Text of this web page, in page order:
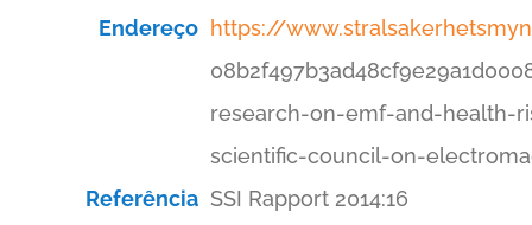
Endereço https://
research-on-emf-and-health-
scientific-council-on-
Referência SSI Rapport 2014:16